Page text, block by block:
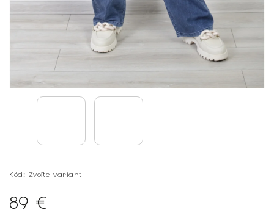
Kód: Zvoľte variant
89 €